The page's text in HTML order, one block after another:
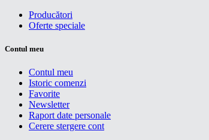
Producători
Oferte speciale
Contul meu
Contul meu
Istoric comenzi
Favorite
Newsletter
Raport date personale
Cerere stergere cont